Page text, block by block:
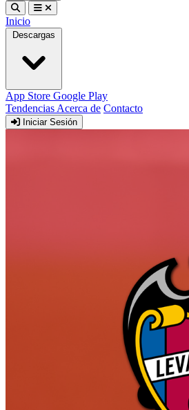
Inicio
Descargas
App Store Google Play
Tendencias Acerca de Contacto
Iniciar Sesión